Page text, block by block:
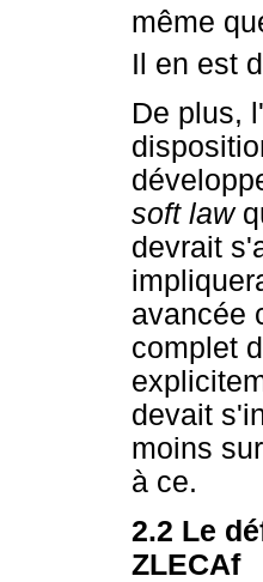
même
Il en est
De plus,
soft law
devrait
avancée
complet
devait
moins
à ce.
2.2 Le
ZLECAf